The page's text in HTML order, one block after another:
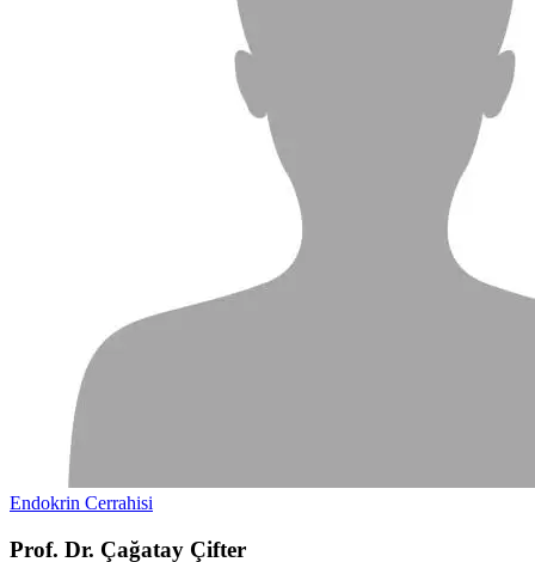
Endokrin Cerrahisi
Prof. Dr. Çağatay Çifter